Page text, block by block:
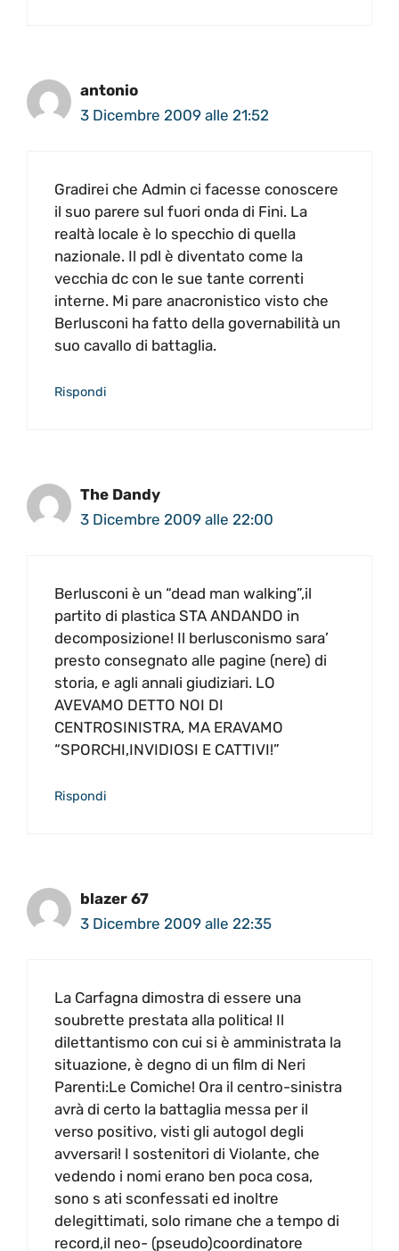
antonio
3 Dicembre 2009 alle 21:52
Gradirei che Admin ci facesse conoscere
il suo parere sul fuori onda di Fini. La
realtà locale è lo specchio di quella
nazionale. Il pdl è diventato come la
vecchia dc con le sue tante correnti
interne. Mi pare anacronistico visto che
Berlusconi ha fatto della governabilità un
suo cavallo di battaglia.
Rispondi
The Dandy
3 Dicembre 2009 alle 22:00
Berlusconi è un “dead man walking”,il
partito di plastica STA ANDANDO in
decomposizione! Il berlusconismo sara’
presto consegnato alle pagine (nere) di
storia, e agli annali giudiziari. LO
AVEVAMO DETTO NOI DI
CENTROSINISTRA, MA ERAVAMO
“SPORCHI,INVIDIOSI E CATTIVI!”
Rispondi
blazer 67
3 Dicembre 2009 alle 22:35
La Carfagna dimostra di essere una
soubrette prestata alla politica! Il
dilettantismo con cui si è amministrata la
situazione, è degno di un film di Neri
Parenti:Le Comiche! Ora il centro-sinistra
avrà di certo la battaglia messa per il
verso positivo, visti gli autogol degli
avversari! I sostenitori di Violante, che
vedendo i nomi erano ben poca cosa,
sono s ati sconfessati ed inoltre
delegittimati, solo rimane che a tempo di
record,il neo- (pseudo)coordinatore